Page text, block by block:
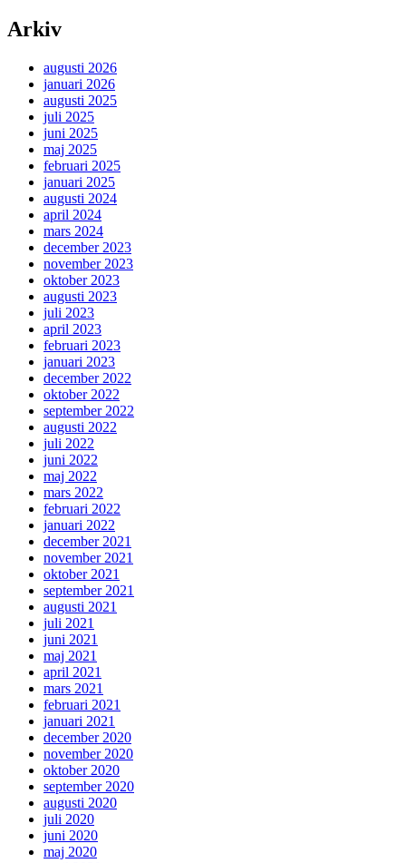
Arkiv
augusti 2026
januari 2026
augusti 2025
juli 2025
juni 2025
maj 2025
februari 2025
januari 2025
augusti 2024
april 2024
mars 2024
december 2023
november 2023
oktober 2023
augusti 2023
juli 2023
april 2023
februari 2023
januari 2023
december 2022
oktober 2022
september 2022
augusti 2022
juli 2022
juni 2022
maj 2022
mars 2022
februari 2022
januari 2022
december 2021
november 2021
oktober 2021
september 2021
augusti 2021
juli 2021
juni 2021
maj 2021
april 2021
mars 2021
februari 2021
januari 2021
december 2020
november 2020
oktober 2020
september 2020
augusti 2020
juli 2020
juni 2020
maj 2020